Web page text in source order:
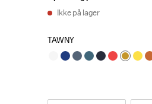
Ikke på lager
TAWNY